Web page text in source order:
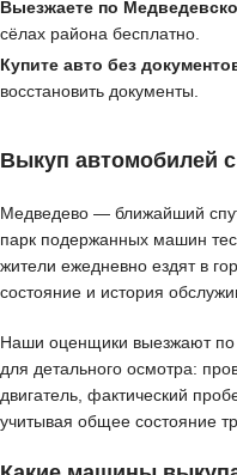
Выезжаете по
сёлах района бесплатно.
Купите авто без
восстановить документы.
Выкуп автомобилей
Медведево — ближайший
парк подержанных машин
жители ежедневно ездят в
состояние и история
Наши оценщики выезжают по
для детального осмотра:
двигатель, фактический
учитывая общее состояние